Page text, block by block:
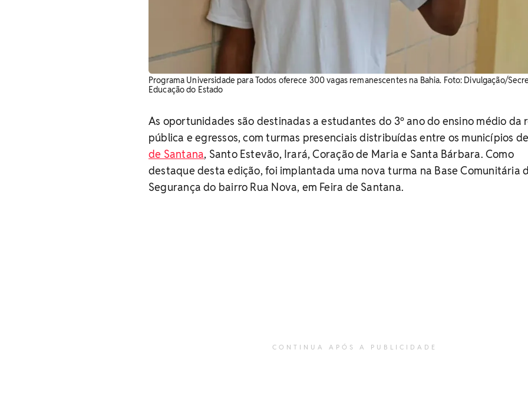
Programa Universidade para Todos oferece 300 vagas remanescentes na Bahia. Foto: Divulgação/
Educação do Estado
As oportunidades são destinadas a estudantes do 3º ano do ensino médio da
pública e egressos, com turmas presenciais distribuídas entre os municípios
de Santana, Santo Estevão, Irará, Coração de Maria e Santa Bárbara. Como
destaque desta edição, foi implantada uma nova turma na Base Comunitária
Segurança do bairro Rua Nova, em Feira de Santana.
CONTINUA APÓS A PUBLICIDADE